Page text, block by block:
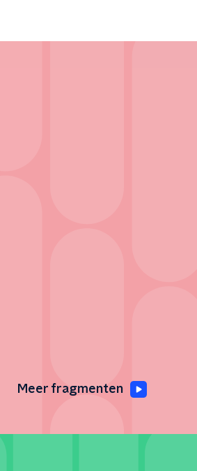
Meer fragmenten